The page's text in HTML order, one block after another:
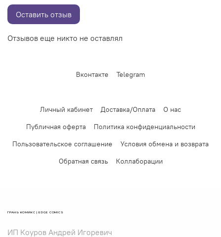
Отзывов еще никто не оставлял
Оставить отзыв
Вконтакте Telegram
Личный кабинет Доставка/Оплата
О нас
Публичная оферта
Политика конфиденциальности
Пользовательское соглашение
Условия обмена и возврата
Обратная связь
Коллаборации
ГРАНЬ КОМИКС | EDGE COMICS
ИП Коуров Андрей Игоревич